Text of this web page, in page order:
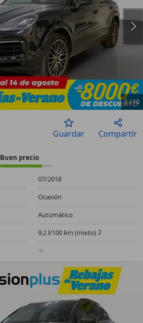
1/10
Guardar Compartir
Buen precio
07/2018
Ocasión
Automático
9,2 l/100 km (mixto)
-/-